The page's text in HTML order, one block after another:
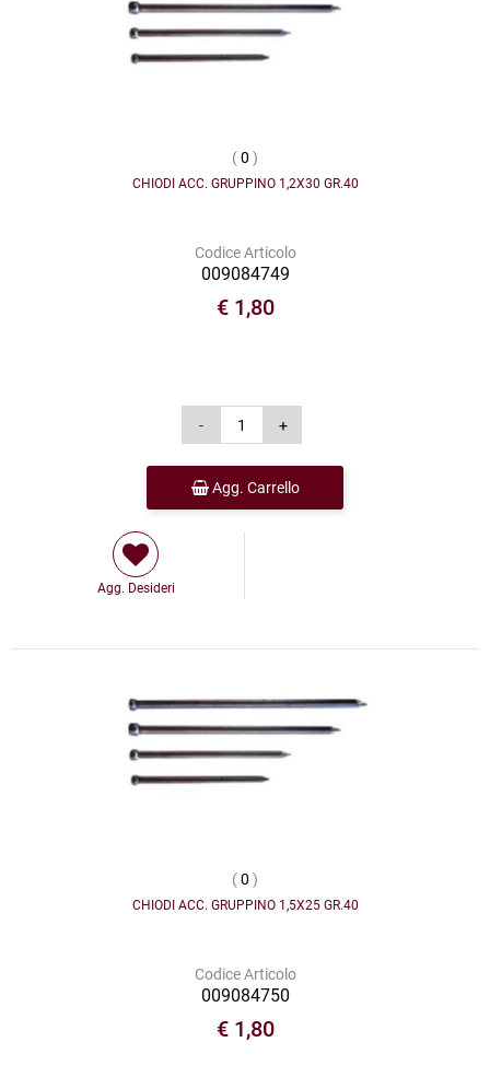
(0 )
CHIODI ACC. GRUPPINO 1,2X30 GR.40
Codice Articolo
009084749
€ 1,80
Agg. Carrello
Agg. Desideri
(0 )
CHIODI ACC. GRUPPINO 1,5X25 GR.40
Codice Articolo
009084750
€ 1,80